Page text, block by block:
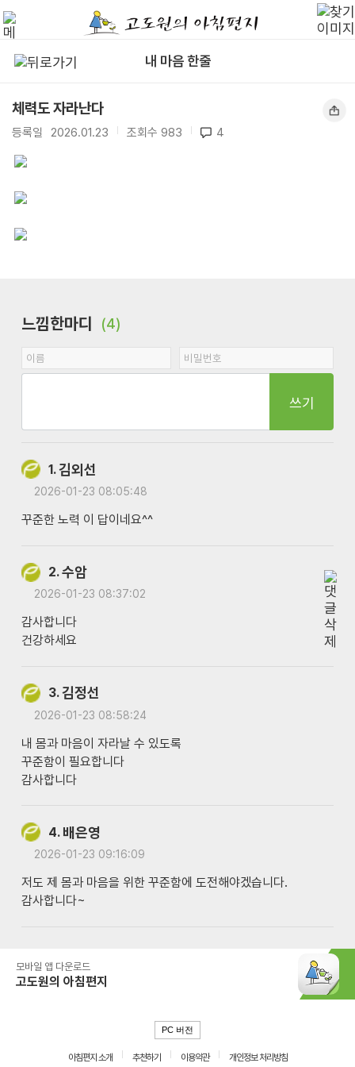
내 마음 한줄
체력도 자라난다
등록일 2026.01.23 조회수 983 4
느낌한마디 (4)
쓰기
1.김외선
2026-01-23 08:05:48
꾸준한 노력 이 답이네요^^
2.수암
2026-01-23 08:37:02
감사합니다
건강하세요
3.김정선
2026-01-23 08:58:24
내 몸과 마음이 자라날 수 있도록
꾸준함이 필요합니다
감사합니다
4. 배은영
2026-01-23 09:16:09
저도 제 몸과 마음을 위한 꾸준함에 도전해야겠습니다.
감사합니다~
모바일 앱 다운로드
고도원의 아침편지
PC 버전
아침편지 소개 추천하기 이용약관 개인정보 처리방침